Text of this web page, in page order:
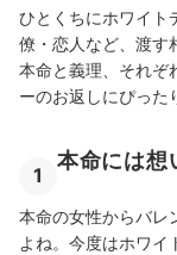
岩井製菓｜私
ロイズコンフ
ロイズコンフェ
三州製菓｜あ
カクト製茶｜
ひとくちにホワイト
僚・恋人など、渡す
本命と義理、それぞ
ーのお返しにぴった
1
本命には想
本命の女性からバレ
よね。今度はホワイ